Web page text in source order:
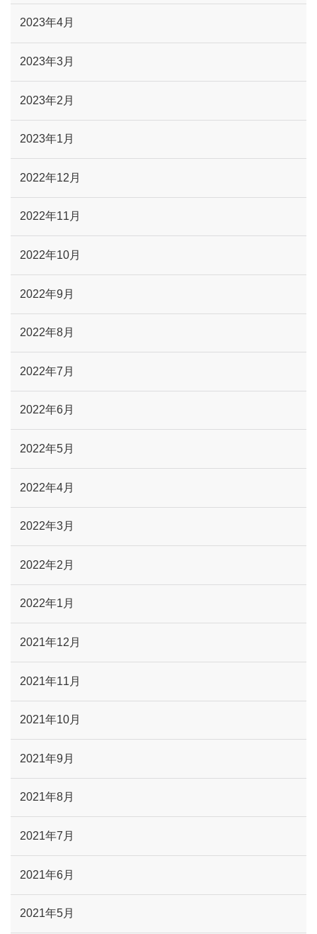
2023年4月
2023年3月
2023年2月
2023年1月
2022年12月
2022年11月
2022年10月
2022年9月
2022年8月
2022年7月
2022年6月
2022年5月
2022年4月
2022年3月
2022年2月
2022年1月
2021年12月
2021年11月
2021年10月
2021年9月
2021年8月
2021年7月
2021年6月
2021年5月